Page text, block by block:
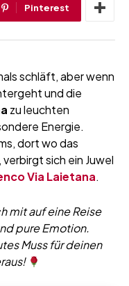
Pinterest
schläft, aber wenn
und die
zu leuchten
Energie.
dort wo das
sich ein Juwel
Via Laietana.
mit auf eine Reise
pure Emotion.
Muss für deinen